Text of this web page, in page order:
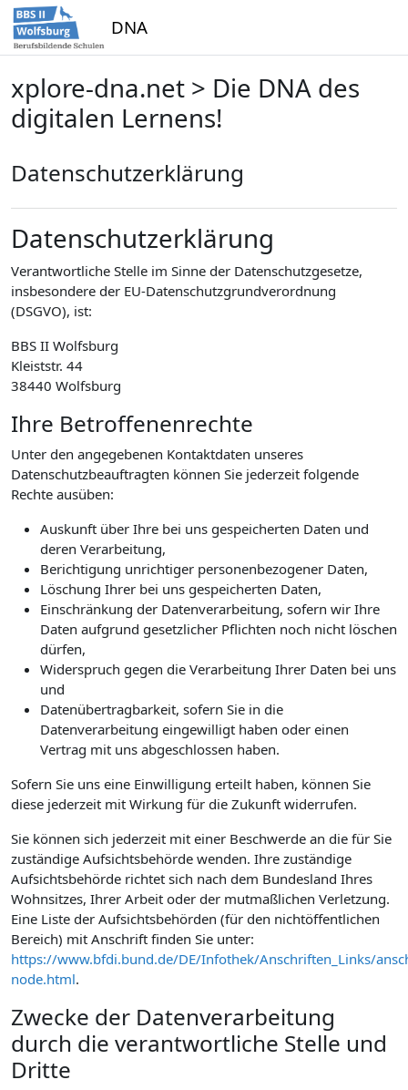
Zum Hauptinhalt
DNA
xplore-dna.net > Die DNA des
digitalen Lernens!
Datenschutzerklärung
Datenschutzerklärung
Verantwortliche Stelle im Sinne der Datenschutzgesetze,
insbesondere der EU-Datenschutzgrundverordnung
(DSGVO), ist:
BBS II Wolfsburg
Kleiststr. 44
38440 Wolfsburg
Ihre Betroffenenrechte
Unter den angegebenen Kontaktdaten unseres
Datenschutzbeauftragten können Sie jederzeit folgende
Rechte ausüben:
Auskunft über Ihre bei uns gespeicherten Daten und
deren Verarbeitung,
Berichtigung unrichtiger personenbezogener Daten,
Löschung Ihrer bei uns gespeicherten Daten,
Einschränkung der Datenverarbeitung, sofern wir Ihre
Daten aufgrund gesetzlicher Pflichten noch nicht löschen
dürfen,
Widerspruch gegen die Verarbeitung Ihrer Daten bei uns
und
Datenübertragbarkeit, sofern Sie in die
Datenverarbeitung eingewilligt haben oder einen
Vertrag mit uns abgeschlossen haben.
Sofern Sie uns eine Einwilligung erteilt haben, können Sie
diese jederzeit mit Wirkung für die Zukunft widerrufen.
Sie können sich jederzeit mit einer Beschwerde an die für Sie
zuständige Aufsichtsbehörde wenden. Ihre zuständige
Aufsichtsbehörde richtet sich nach dem Bundesland Ihres
Wohnsitzes, Ihrer Arbeit oder der mutmaßlichen Verletzung.
Eine Liste der Aufsichtsbehörden (für den nichtöffentlichen
Bereich) mit Anschrift finden Sie unter:
https://www.bfdi.bund.de/DE/Infothek/Anschriften_Links/
node.html.
Zwecke der Datenverarbeitung
durch die verantwortliche Stelle und
Dritte